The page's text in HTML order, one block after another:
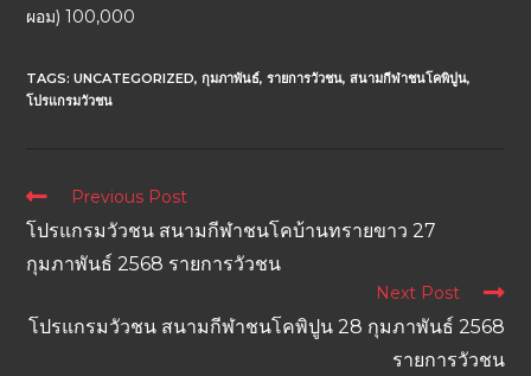
ผอม) 100,000
TAGS:UNCATEGORIZED, กุมภาพันธ์, รายการวัวชน, สนามกีฬาชนโคพิปูน,
โปรแกรมวัวชน
Previous Post
โปรแกรมวัวชน สนามกีฬาชนโคบ้านทรายขาว 27
กุมภาพันธ์ 2568 รายการวัวชน
Next Post
โปรแกรมวัวชน สนามกีฬาชนโคพิปูน 28 กุมภาพันธ์ 2568
รายการวัวชน